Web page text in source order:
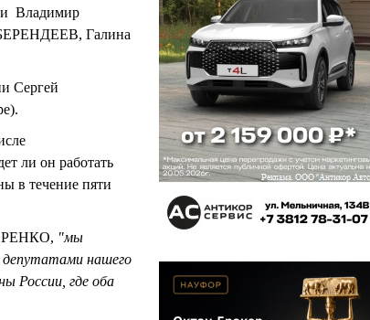
Владимир
Галина
Сергей
ли он работать
в течение пяти
"мы
депутатами нашего
России, где оба